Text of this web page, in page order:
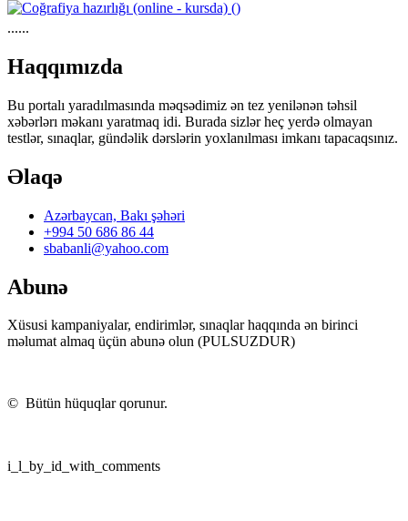
......
Haqqımızda
Bu portalı yaradılmasında məqsədimiz ən tez yenilənən təhsil
xəbərlərı məkanı yaratmaq idi. Burada sizlər heç yerdə olmayan
testlər, sınaqlar, gündəlik dərslərin yoxlanılması imkanı tapacaqsınız.
Əlaqə
Azərbaycan, Bakı şəhəri
+994 50 686 86 44
sbabanli@yahoo.com
Abunə
Xüsusi kampaniyalar, endirimlər, sınaqlar haqqında ən birinci
məlumat almaq üçün abunə olun (PULSUZDUR)
© Bütün hüquqlar qorunur.
i_l_by_id_with_comments